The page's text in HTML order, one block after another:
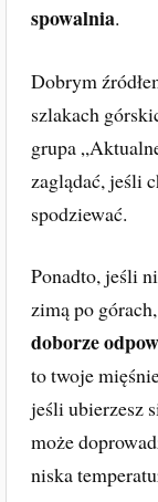
spowalnia.
Dobrym
szlakach
grupa
zaglądać, jeśli
spodziewać.
Ponadto, jeśli
zimą po
doborze
to twoje
jeśli ubierzesz
może
niska